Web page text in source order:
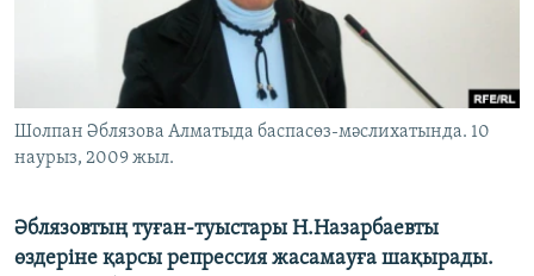
Басқа тілдерде
Шолпан Әблязова Алматыда баспасөз-мәслихатында. 10
наурыз, 2009 жыл.
Әблязовтың туған-туыстары Н.Назарбаевты
өздеріне қарсы репрессия жасамауға шақырады.